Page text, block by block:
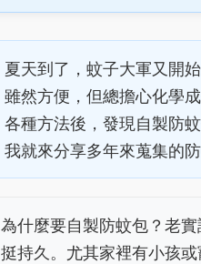
夏天到了，蚊子大軍又開
雖然方便，但總擔心化學
各種方法後，發現自製防
我就來分享多年來蒐集的
為什麼要自製防蚊包？老
挺持久。尤其家裡有小孩